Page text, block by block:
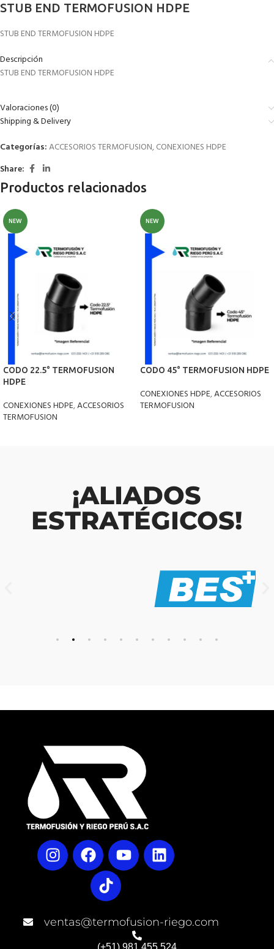
STUB END TERMOFUSION HDPE
STUB END TERMOFUSION HDPE
Descripción
STUB END TERMOFUSION HDPE
Valoraciones (0)
Shipping & Delivery
Categorías:ACCESORIOS TERMOFUSION,CONEXIONES HDPE
Share:
Productos relacionados
NEW
CODO 22.5° TERMOFUSION
HDPE
CONEXIONES HDPE,ACCESORIOS
TERMOFUSION
NEW
CODO 45° TERMOFUSION HDPE
CONEXIONES HDPE,ACCESORIOS
TERMOFUSION
¡ALIADOS
ESTRATÉGICOS!
ventas@termofusion-riego.com
(+51) 981 455 524